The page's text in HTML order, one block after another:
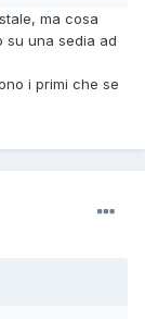
ma cosa
su una sedia ad
i primi che se